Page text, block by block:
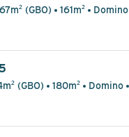
(GBO) 161m² Domino
(GBO) 180m² Domino